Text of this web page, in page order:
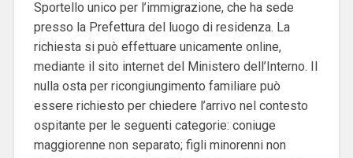
Sportello unico per l’immigrazione, che ha sede
presso la Prefettura del luogo di residenza. La
richiesta si può effettuare unicamente online,
mediante il sito internet del Ministero dell’Interno. Il
nulla osta per ricongiungimento familiare può
essere richiesto per chiedere l’arrivo nel contesto
ospitante per le seguenti categorie: coniuge
maggiorenne non separato; figli minorenni non